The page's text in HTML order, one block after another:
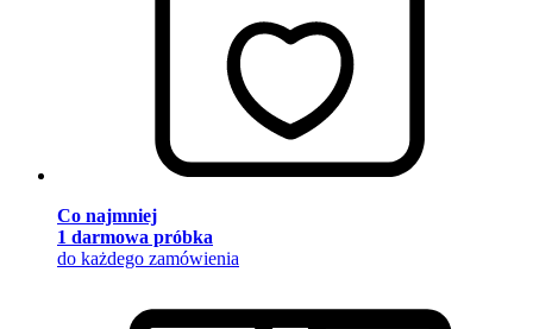
Co najmniej
1 darmowa próbka
do każdego zamówienia